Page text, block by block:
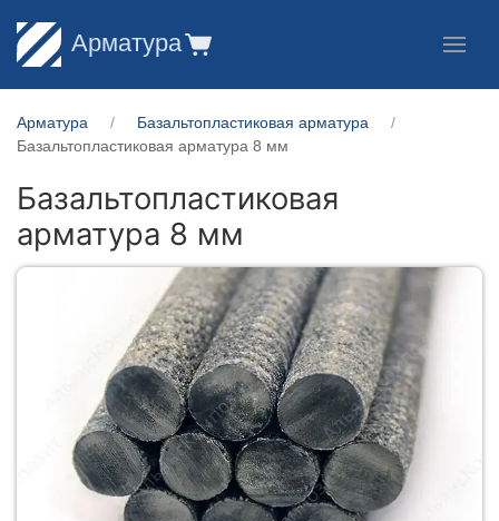
Арматура
Арматура
Базальтопластиковая арматура
Базальтопластиковая арматура 8 мм
Базальтопластиковая
арматура 8 мм